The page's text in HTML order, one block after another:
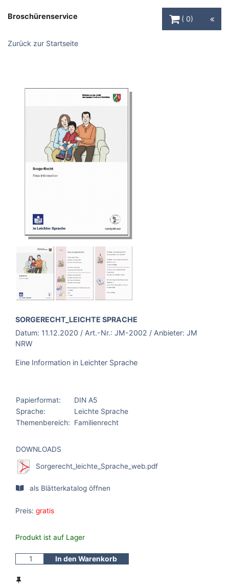
Broschürenservice
0
Zurück zur Startseite
BROSCHÜRE:
SORGERECHT_LEICHTE SPRACHE
Datum: 11.12.2020 / Art.-Nr.: JM-2002 / Anbieter: JM
NRW
Eine Information in Leichter Sprache
Papierformat:
DIN A5
Sprache:
Leichte Sprache
Themenbereich:
Familienrecht
DOWNLOADS
Sorgerecht_leichte_Sprache_web.pdf
als Blätterkatalog öffnen
Preis: gratis
Produkt ist auf Lager
In den Warenkorb